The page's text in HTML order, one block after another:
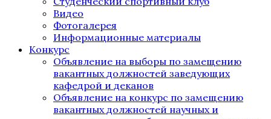
Видео
Фотогалерея
Информационные материалы
Конкурс
Объявление на выборы по замещению
вакантных должностей заведующих
кафедрой и деканов
Объявление на конкурс по замещению
вакантных должностей научных и